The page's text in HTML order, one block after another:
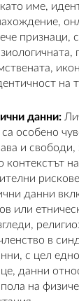
име,
признаци,
на
данни:
особено
и
контекстът
данни
или
в
с цел
данни
на